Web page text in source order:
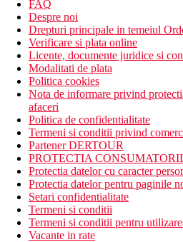
FAQ
Despre noi
Drepturi principale in temeiul
Verificare si plata online
Licente, documente juridice si
Modalitati de plata
Politica cookies
Nota de informare privind
afaceri
Politica de confidentialitate
Termeni si conditii privind
Partener DERTOUR
PROTECTIA
Protectia datelor cu caracter
Protectia datelor pentru paginile
Setari confidentialitate
Termeni si conditii
Termeni si conditii pentru
Vacante in rate